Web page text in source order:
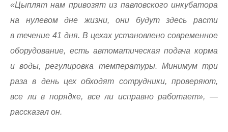
«Цыплят нам привозят из павловского инкубатора
на нулевом дне жизни, они будут здесь расти
в течение 41 дня. В цехах установлено современное
оборудование, есть автоматическая подача корма
и воды, регулировка температуры. Минимум три
раза в день цех обходят сотрудники, проверяют,
все ли в порядке, все ли исправно работает», —
рассказал он.